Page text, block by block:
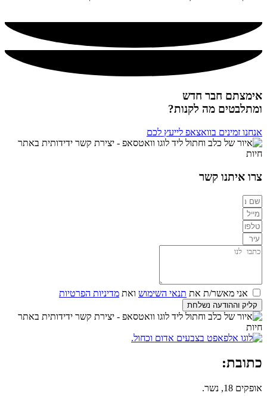
אימצתם חבר חדש
ומתלבטים מה לקנות?
אנחנו זמינים בוואצאפ לייעץ לכם
צרו איתנו קשר
אני מאשר/ת את תנאי השימוש ואת מדיניות הפרטיות
קליק וההודעה נשלחת
כתובת:
אופקים 18, נשר.